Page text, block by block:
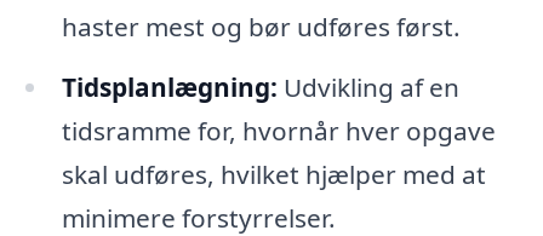
haster mest og bør udføres først.
Tidsplanlægning: Udvikling af en
tidsramme for, hvornår hver opgave
skal udføres, hvilket hjælper med at
minimere forstyrrelser.